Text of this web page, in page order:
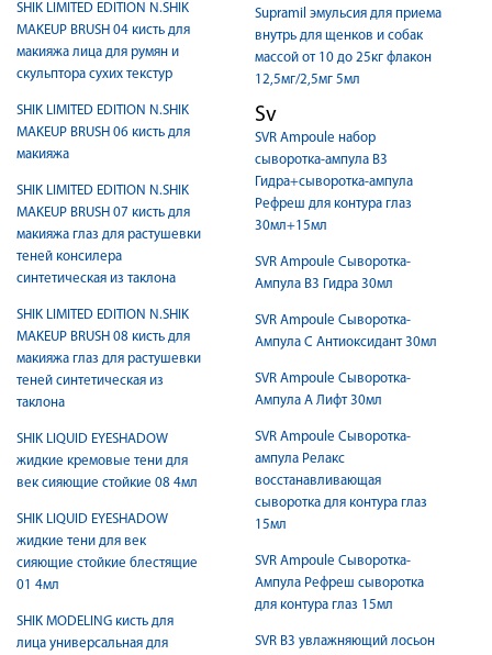
SHIK LIMITED EDITION N.SHIK
MAKEUP BRUSH 04 кисть для
макияжа лица для румян и
скульптора сухих текстур
SHIK LIMITED EDITION N.SHIK
MAKEUP BRUSH 06 кисть для
макияжа
SHIK LIMITED EDITION N.SHIK
MAKEUP BRUSH 07 кисть для
макияжа глаз для растушевки
теней консилера
синтетическая из таклона
SHIK LIMITED EDITION N.SHIK
MAKEUP BRUSH 08 кисть для
макияжа глаз для растушевки
теней синтетическая из
таклона
SHIK LIQUID EYESHADOW
жидкие кремовые тени для
век сияющие стойкие 08 4мл
SHIK LIQUID EYESHADOW
жидкие тени для век
сияющие стойкие блестящие
01 4мл
SHIK MODELING кисть для
лица универсальная для
Supramil эмульсия для приема
внутрь для щенков и собак
массой от 10 до 25кг флакон
12,5мг/2,5мг 5мл
Sv
SVR Ampoule набор
сыворотка-ампула B3
Гидра+сыворотка-ампула
Рефреш для контура глаз
30мл+15мл
SVR Ampoule Сыворотка-
Ампула B3 Гидра 30мл
SVR Ampoule Сыворотка-
Ампула C Антиоксидант 30мл
SVR Ampoule Сыворотка-
Ампула А Лифт 30мл
SVR Ampoule Сыворотка-
ампула Релакс
восстанавливающая
сыворотка для контура глаз
15мл
SVR Ampoule Сыворотка-
Ампула Рефреш сыворотка
для контура глаз 15мл
SVR B3 увлажняющий лосьон